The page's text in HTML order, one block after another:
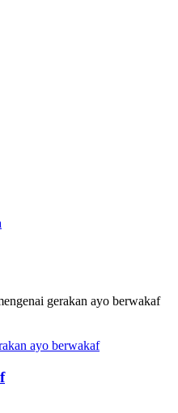
gerakan ayo berwakaf